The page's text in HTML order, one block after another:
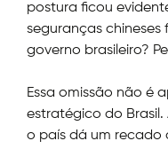
postura ficou
seguranças chineses
governo brasileiro?
Essa omissão não é
estratégico do
o país dá um recado